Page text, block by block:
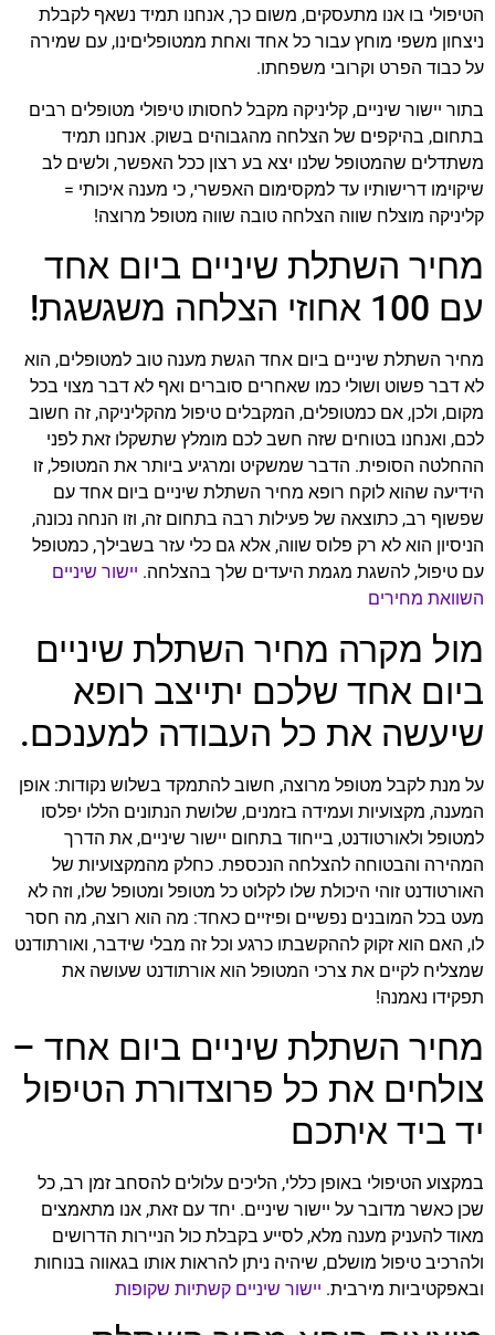
הטיפולי בו אנו מתעסקים, משום כך, אנחנו תמיד נשאף לקבלת
ניצחון משפי מוחץ עבור כל אחד ואחת ממטופליםינו, עם שמירה
על כבוד הפרט וקרובי משפחתו.
בתור יישור שיניים, קליניקה מקבל לחסותו טיפולי מטופלים רבים
בתחום, בהיקפים של הצלחה מהגבוהים בשוק. אנחנו תמיד
משתדלים שהמטופל שלנו יצא בע רצון ככל האפשר, ולשים לב
שיקוימו דרישותיו עד למקסימום האפשרי, כי מענה איכותי =
קליניקה מוצלח שווה הצלחה טובה שווה מטופל מרוצה!
מחיר השתלת שיניים ביום אחד
עם 100 אחוזי הצלחה משגשגת!
מחיר השתלת שיניים ביום אחד הגשת מענה טוב למטופלים, הוא
לא דבר פשוט ושולי כמו שאחרים סוברים ואף לא דבר מצוי בכל
מקום, ולכן, אם כמטופלים, המקבלים טיפול מהקליניקה, זה חשוב
לכם, ואנחנו בטוחים שזה חשב לכם מומלץ שתשקלו זאת לפני
ההחלטה הסופית. הדבר שמשקיט ומרגיע ביותר את המטופל, זו
הידיעה שהוא לוקח רופא מחיר השתלת שיניים ביום אחד עם
שפשוף רב, כתוצאה של פעילות רבה בתחום זה, וזו הנחה נכונה,
הניסיון הוא לא רק פלוס שווה, אלא גם כלי עזר בשבילך, כמטופל
עם טיפול, להשגת מגמת היעדים שלך בהצלחה. יישור שיניים
השוואת מחירים
מול מקרה מחיר השתלת שיניים
ביום אחד שלכם יתייצב רופא
שיעשה את כל העבודה למענכם.
על מנת לקבל מטופל מרוצה, חשוב להתמקד בשלוש נקודות: אופן
המענה, מקצועיות ועמידה בזמנים, שלושת הנתונים הללו יפלסו
למטופל ולאורטודנט, בייחוד בתחום יישור שיניים, את הדרך
המהירה והבטוחה להצלחה הנכספת. כחלק מהמקצועיות של
האורטודנט זוהי היכולת שלו לקלוט כל מטופל ומטופל שלו, וזה לא
מעט בכל המובנים נפשיים ופיזיים כאחד: מה הוא רוצה, מה חסר
לו, האם הוא זקוק לההקשבתו כרגע וכל זה מבלי שידבר, ואורתודנט
שמצליח לקיים את צרכי המטופל הוא אורתודנט שעושה את
תפקידו נאמנה!
מחיר השתלת שיניים ביום אחד –
צולחים את כל פרוצדורת הטיפול
יד ביד איתכם
במקצוע הטיפולי באופן כללי, הליכים עלולים להסחב זמן רב, כל
שכן כאשר מדובר על יישור שיניים. יחד עם זאת, אנו מתאמצים
מאוד להעניק מענה מלא, לסייע בקבלת כול הניירות הדרושים
ולהרכיב טיפול מושלם, שיהיה ניתן להראות אותו בגאווה בנוחות
ובאפקטיביות מירבית. יישור שיניים קשתיות שקופות